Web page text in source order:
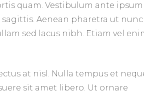
quam. Vestibulum ante ipsum
Aenean pharetra ut
sed lacus nibh. Etiam vel
at nisl. Nulla tempus et
sit amet libero. Ut ornare